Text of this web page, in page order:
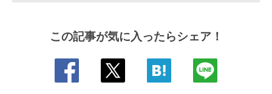
この記事が気に入ったらシェア！